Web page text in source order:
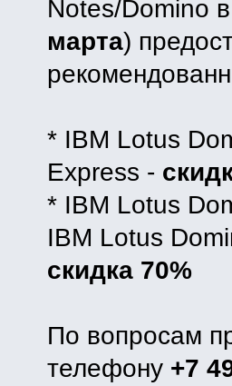
Notes/Domino
марта)
* IBM Lotus
Express -
* IBM Lotus
IBM Lotus
скидка 70%
По вопросам
телефону +7